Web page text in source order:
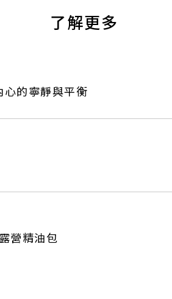
了解更多
的寧靜與平衡
營精油包